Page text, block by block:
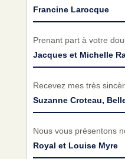
Francine Larocque
Prenant part à votre
Jacques et Michelle
Recevez mes très
Suzanne Croteau,
Nous vous présentons
Royal et Louise Myre